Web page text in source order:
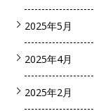
2025年5月
2025年4月
2025年2月